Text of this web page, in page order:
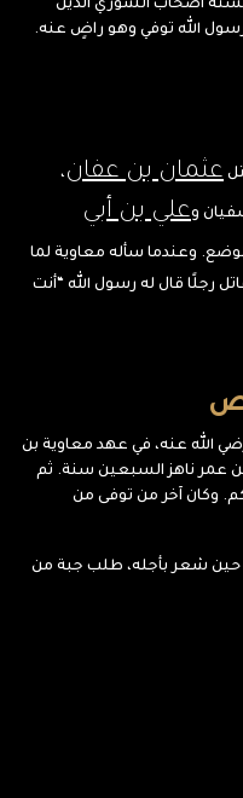
أصحاب الشوري الذين
الله توفي وهو راضٍ عنه.
عثمان بن عفان ،
وعلي بن أبي
وعندما سأله معاوية لما
رجلًا قال له رسول الله “أنت
الله عنه، في عهد معاوية بن
بقصره بالعقيق سنة 55 هـ، عن عمر ناهز السبعين سنة. ثم
وكان آخر من توفى من
ومع ذلك حين شعر بأجله، طلب جبة من